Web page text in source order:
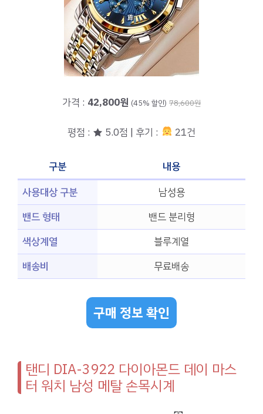
가격 : 42,800원 (45% 할인) 78,600원
평점 : ★ 5.0점 | 후기 : 21건
구분
내용
사용대상 구분
남성용
밴드 형태
밴드 분리형
색상계열
블루계열
배송비
무료배송
구매 정보 확인
탠디 DIA-3922 다이아몬드 데이 마스
터 워치 남성 메탈 손목시계